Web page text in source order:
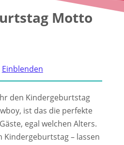
Motto
Einblenden
den Kindergeburtstag
ist das die perfekte
egal welchen Alters.
Kindergeburtstag – lassen